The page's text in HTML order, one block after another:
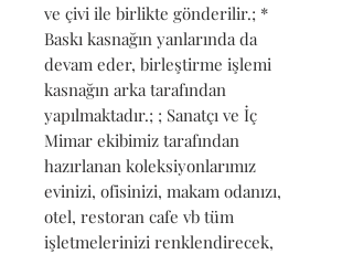
ve çivi ile birlikte gönderilir.; *
Baskı kasnağın yanlarında da
devam eder, birleştirme işlemi
kasnağın arka tarafından
yapılmaktadır.; ; Sanatçı ve İç
Mimar ekibimiz tarafından
hazırlanan koleksiyonlarımız
evinizi, ofisinizi, makam odanızı,
otel, restoran cafe vb tüm
işletmelerinizi renklendirecek,